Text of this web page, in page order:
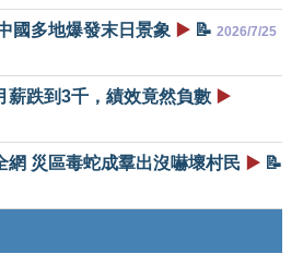
國多地爆發末日景象 ▶️ 📝 2026/7/25
薪跌到3千，績效竟然負數 ▶️
網 災區毒蛇成羣出沒嚇壞村民 ▶️ 📝